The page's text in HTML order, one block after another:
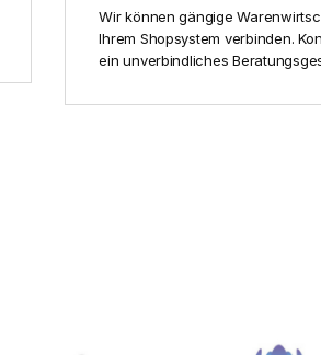
Wir können gängige
Ihrem Shopsystem verbinden.
ein unverbindliches